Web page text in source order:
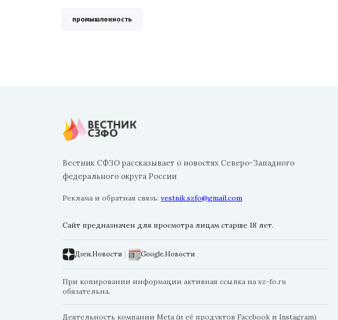
промышленность
Вестник СФЗО рассказывает о новостях Северо-Западного
федерального округа России
Реклама и обратная связь: vestnik.szfo@gmail.com
Сайт предназначен для просмотра лицам старше 18 лет.
Дзен.Новости | Google.Новости
При копировании информации активная ссылка на sz-fo.ru
обязательна.
Деятельность компании Meta (и её продуктов Facebook и Instagram)